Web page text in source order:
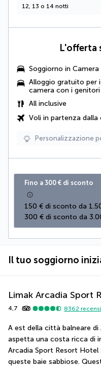
12, 13 o 14 notti
L'offerta
Soggiorno in Camera
Alloggio gratuito per
camera con i genitori
All inclusive
Voli in partenza
Personalizzazione
Fino a 300 € di sconto
150 € di sconto da
300 € di sconto da
Il tuo soggiorno
Limak Arcadia Sport
4,7 8362
A est della città balneare
aspetta una costa ricca di
Arcadia Sport Resort
queste baie sabbiose.